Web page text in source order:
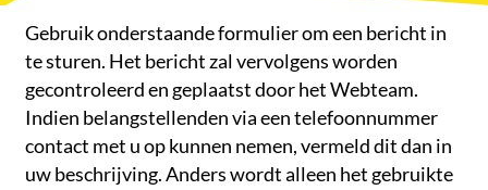
Gebruik onderstaande formulier om een bericht in
te sturen. Het bericht zal vervolgens worden
gecontroleerd en geplaatst door het Webteam.
Indien belangstellenden via een telefoonnummer
contact met u op kunnen nemen, vermeld dit dan in
uw beschrijving. Anders wordt alleen het gebruikte